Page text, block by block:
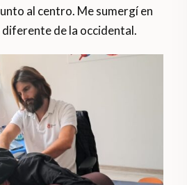
al centro. Me sumergí en
de la occidental.